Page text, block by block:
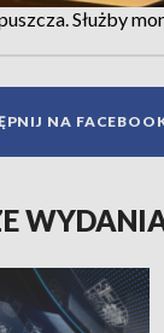
Służby
NA